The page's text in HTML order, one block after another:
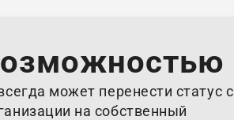
может перенести статус с
на собственный